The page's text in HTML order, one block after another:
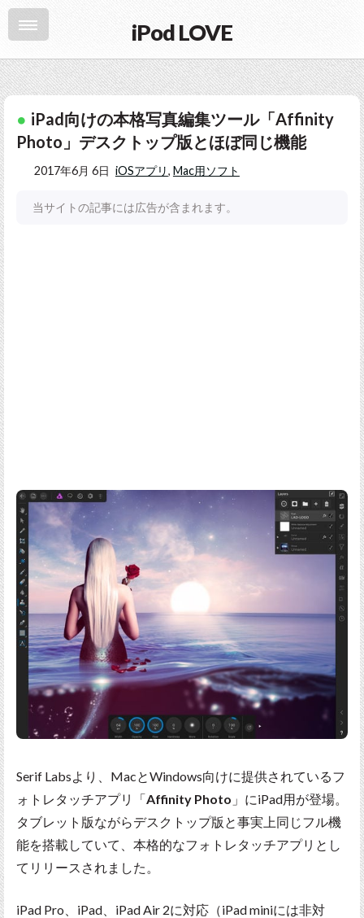
iPod LOVE
iPad向けの本格写真編集ツール「Affinity
Photo」デスクトップ版とほぼ同じ機能
2017年6月 6日 iOSアプリ, Mac用ソフト
当サイトの記事には広告が含まれます。
Serif Labsより、MacとWindows向けに提供されているフ
ォトレタッチアプリ「Affinity Photo 」にiPad用が登場。
タブレット版ながらデスクトップ版と事実上同じフル機
能を搭載していて、本格的なフォトレタッチアプリとし
てリリースされました。
iPad Pro、iPad、iPad Air 2に対応（iPad miniには非対